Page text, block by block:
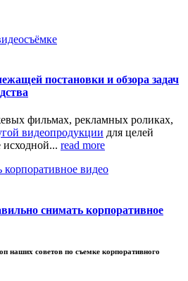
постановки и обзора задач
фильмах, рекламных роликах,
видеопродукции для целей
исходной... read more
снимать корпоративное
наших советов по съемке корпоративного